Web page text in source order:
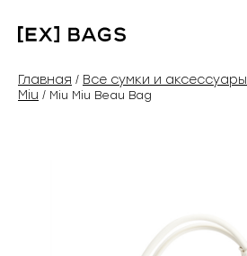
содержимому
Главная / Все сумки и аксессуары
Miu / Miu Miu Beau Bag